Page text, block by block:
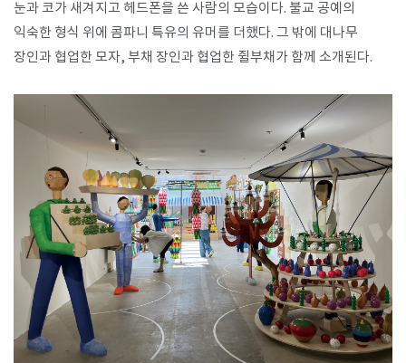
눈과 코가 새겨지고 헤드폰을 쓴 사람의 모습이다. 불교 공예의
익숙한 형식 위에 콤파니 특유의 유머를 더했다. 그 밖에 대나무
장인과 협업한 모자, 부채 장인과 협업한 쥘부채가 함께 소개된다.​